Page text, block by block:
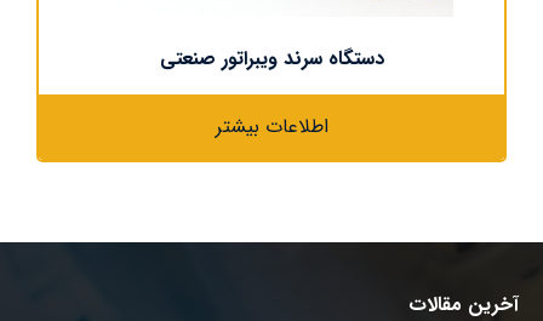
دستگاه سرند ویبراتور صنعتی
اطلاعات بیشتر
آخرین مقالات